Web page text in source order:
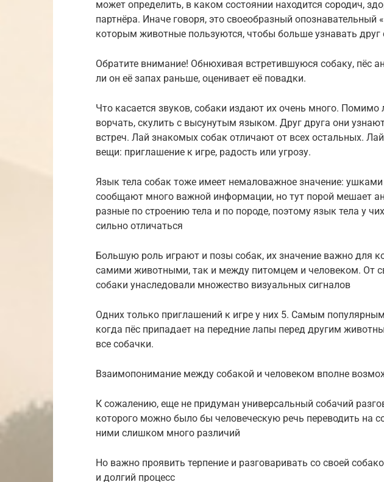
может определить, в каком состоянии находится сородич,
партнёра. Иначе говоря, это своеобразный опознавательный
которым животные пользуются, чтобы больше узнавать друг
Обратите внимание! Обнюхивая встретившуюся собаку, пёс
ли он её запах раньше, оценивает её повадки.
Что касается звуков, собаки издают их очень много. Помимо
ворчать, скулить с высунутым языком. Друг друга они
встреч. Лай знакомых собак отличают от всех остальных.
вещи: приглашение к игре, радость или угрозу.
Язык тела собак тоже имеет немаловажное значение:
сообщают много важной информации, но тут порой мешает
разные по строению тела и по породе, поэтому язык тела у
сильно отличаться
Большую роль играют и позы собак, их значение важно для
самими животными, так и между питомцем и человеком. От
собаки унаследовали множество визуальных сигналов
Одних только приглашений к игре у них 5. Самым
когда пёс припадает на передние лапы перед другим
все собачки.
Взаимопонимание между собакой и человеком вполне
К сожалению, еще не придуман универсальный собачий
которого можно было бы человеческую речь переводить на
ними слишком много различий
Но важно проявить терпение и разговаривать со своей
и долгий процесс